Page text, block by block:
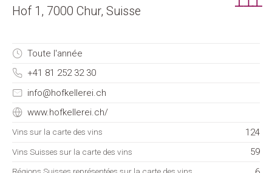
Hof 1, 7000 Chur, Suisse
Toute l'année
+41 81 252 32 30
info@hofkellerei.ch
www.hofkellerei.ch/
Vins sur la carte des vins 124
Vins Suisses sur la carte des vins 59